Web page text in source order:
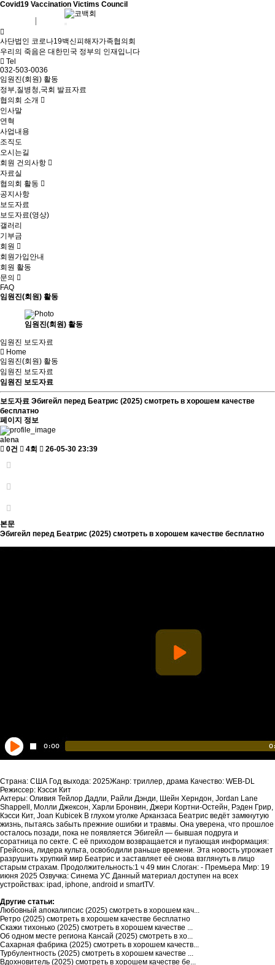
Covid19 Vaccination Victims Council
사단법인 코로나19백신피해자가족협의회
우리의 죽음은 대한민국 정부의 인재입니다
Tel
032-503-0036
임원진(회원) 활동
정부,질병청,국회 발표자료
협의회 소개
인사말
연혁
사업내용
조직도
오시는길
회원 건의사항
자료실
협의회 활동
공지사항
보도자료
보도자료(영상)
갤러리
기부금
회원
회원가입안내
회원 활동
문의
FAQ
임원진(회원) 활동
임원진(회원) 활동
임원진 보도자료
Home
임원진(회원) 활동
임원진 보도자료
임원진 보도자료
보도자료 Эбигейл перед Беатрис (2025) смотреть в хорошем качестве
бесплатно
페이지 정보
alena
0건
4회 26-05-30 23:39
본문
Эбигейл перед Беатрис (2025) смотреть в хорошем качестве бесплатно
Страна: США Год выхода: 2025Жанр: триллер, драма Качество: WEB-DL
Режиссер: Кэсси Кит
Актеры: Оливия Тейлор Дадли, Райли Дэнди, Шейн Херндон, Jordan Lane
Shappell, Молли Джексон, Харли Бронвин, Джери Кортни-Остейн, Рэден Грир,
Кэсси Кит, Joan Kubicek В глухом уголке Арканзаса Беатрис ведёт замкнутую
жизнь, пытаясь забыть прежние ошибки и травмы. Она уверена, что прошлое
осталось позади, пока не появляется Эбигейл — бывшая подруга и
соратница по секте. С её приходом возвращается и пугающая информация:
Грейсона, лидера культа, освободили раньше времени. Эта новость угрожает
разрушить хрупкий мир Беатрис и заставляет её снова взглянуть в лицо
старым страхам. Продолжительность:1 ч 49 мин Слоган: - Премьера Мир: 19
июня 2025 Озвучка: Синема УС Данный материал доступен на всех
устройствах: ipad, iphone, android и smartTV.
Другие статьи:
Любовный апокалипсис (2025) смотреть в хорошем кач...
Ретро (2025) смотреть в хорошем качестве бесплатно
Скажи тихонько (2025) смотреть в хорошем качестве ...
Об одном месте региона Кансай (2025) смотреть в хо...
Сахарная фабрика (2025) смотреть в хорошем качеств...
Турбулентность (2025) смотреть в хорошем качестве ...
Вдохновитель (2025) смотреть в хорошем качестве бе...